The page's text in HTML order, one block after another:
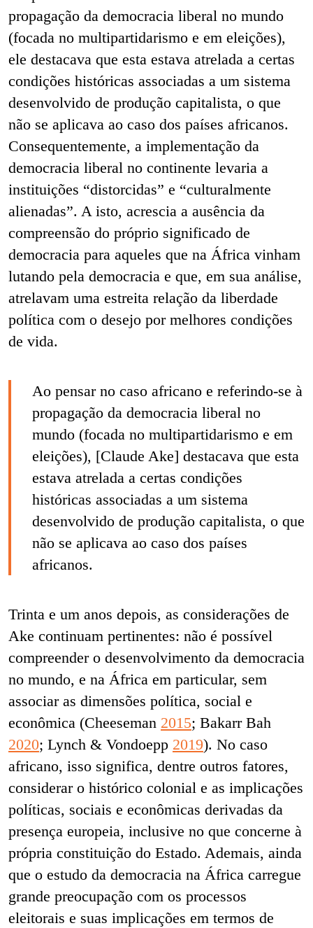
propagação da democracia liberal no mundo
(focada no multipartidarismo e em eleições),
ele destacava que esta estava atrelada a certas
condições históricas associadas a um sistema
desenvolvido de produção capitalista, o que
não se aplicava ao caso dos países africanos.
Consequentemente, a implementação da
democracia liberal no continente levaria a
instituições “distorcidas” e “culturalmente
alienadas”. A isto, acrescia a ausência da
compreensão do próprio significado de
democracia para aqueles que na África vinham
lutando pela democracia e que, em sua análise,
atrelavam uma estreita relação da liberdade
política com o desejo por melhores condições
de vida.
Ao pensar no caso africano e referindo-se à
propagação da democracia liberal no
mundo (focada no multipartidarismo e em
eleições), [Claude Ake] destacava que esta
estava atrelada a certas condições
históricas associadas a um sistema
desenvolvido de produção capitalista, o que
não se aplicava ao caso dos países
africanos.
Trinta e um anos depois, as considerações de
Ake continuam pertinentes: não é possível
compreender o desenvolvimento da democracia
no mundo, e na África em particular, sem
associar as dimensões política, social e
econômica (Cheeseman 2015; Bakarr Bah
2020; Lynch & Vondoepp 2019). No caso
africano, isso significa, dentre outros fatores,
considerar o histórico colonial e as implicações
políticas, sociais e econômicas derivadas da
presença europeia, inclusive no que concerne à
própria constituição do Estado. Ademais, ainda
que o estudo da democracia na África carregue
grande preocupação com os processos
eleitorais e suas implicações em termos de